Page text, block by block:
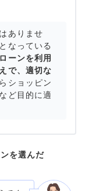
ありませ
なっている
ーンを利用
で、適切な
ショッピン
ど目的に適
を選んだ